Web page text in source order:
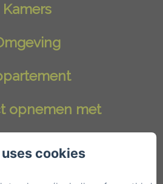
Kamers
opnemen met
cookies